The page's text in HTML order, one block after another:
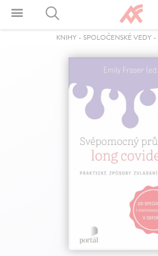
KNIHY- SPOLOČENSKÉ VEDY-